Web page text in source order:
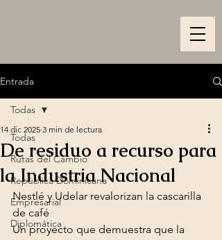
Entrada
Todas
Rutas del Cambio
República Dominicana
Empresarial
Diplomática
Todas
De residuo a recurso para
la Industria Nacional
14 dic 2025 3 min de lectura
Nestlé y Udelar revalorizan la cascarilla
de café
Un proyecto que demuestra que la